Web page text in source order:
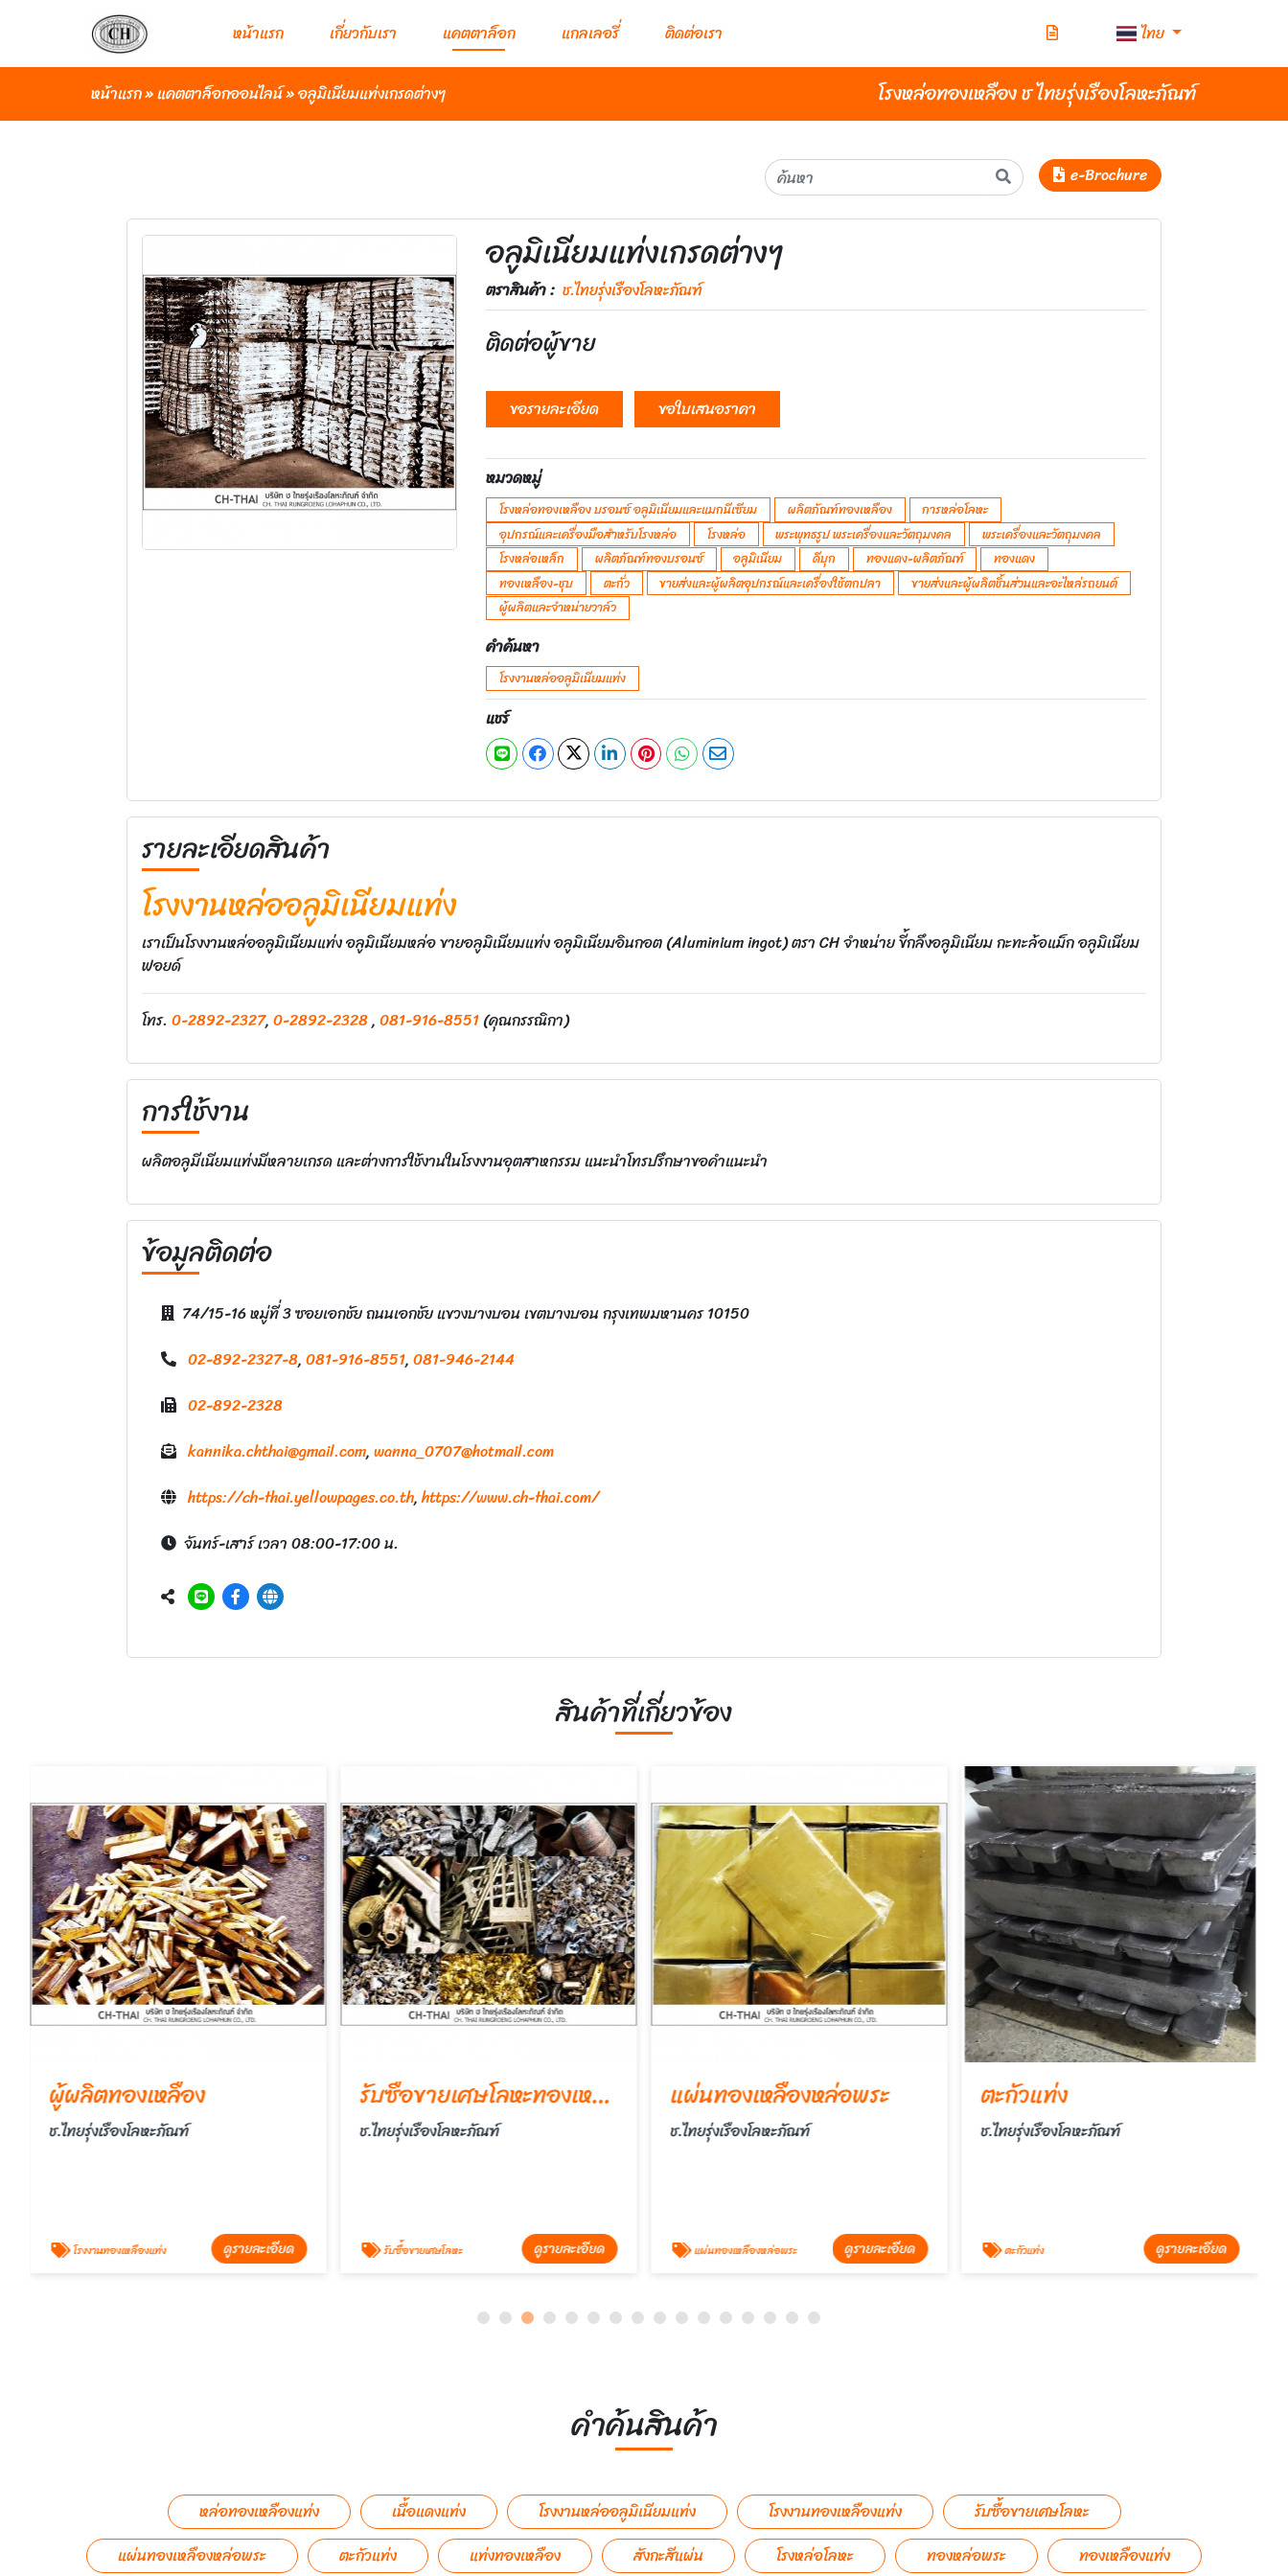
หน้าแรก เกี่ยวกับเรา แคตตาล็อก แกลเลอรี่ ติดต่อเรา ไทย
หน้าแรก»แคตตาล็อกออนไลน์»อลูมิเนียมแท่งเกรดต่างๆ โรงหล่อทองเหลือง ช ไทยรุ่งเรืองโลหะภัณฑ์
e-Brochure
อลูมิเนียมแท่งเกรดต่างๆ
ตราสินค้า : ช.ไทยรุ่งเรืองโลหะภัณฑ์
ติดต่อผู้ขาย
ขอรายละเอียด ขอใบเสนอราคา
หมวดหมู่
โรงหล่อทองเหลือง บรอนซ์ อลูมิเนียมและแมกนีเซียม ผลิตภัณฑ์ทองเหลือง
การหล่อโลหะ
อุปกรณ์และเครื่องมือสำหรับโรงหล่อ
โรงหล่อ พระพุทธรูป พระเครื่องและวัตถุมงคล
พระเครื่องและวัตถุมงคล
โรงหล่อเหล็ก
ผลิตภัณฑ์ทองบรอนซ์ อลูมิเนียม ดีบุก ทองแดง-ผลิตภัณฑ์
ทองแดง
ทองเหลือง-ชุบ
ตะกั่ว ขายส่งและผู้ผลิตอุปกรณ์และเครื่องใช้ตกปลา
ขายส่งและผู้ผลิตชิ้นส่วนและอะไหล่รถยนต์
ผู้ผลิตและจำหน่ายวาล์ว
คำค้นหา
โรงงานหล่ออลูมิเนียมแท่ง
แชร์
รายละเอียดสินค้า
โรงงานหล่ออลูมิเนียมแท่ง
เราเป็นโรงงานหล่ออลูมิเนียมแท่ง อลูมิเนียมหล่อ ขายอลูมิเนียมแท่ง อลูมิเนียมอินกอต (Aluminium ingot) ตรา CH จำหน่าย ขี้กลึงอลูมิเนียม กะทะล้อแม็ก อลูมิเนียม
ฟอยด์
โทร. 0-2892-2327,0-2892-2328,081-916-8551(คุณกรรณิกา)
การใช้งาน
ผลิตอลูมีเนียมแท่งมีหลายเกรด และต่างการใช้งานในโรงงานอุตสาหกรรม แนะนำโทรปรึกษาขอคำแนะนำ
ข้อมูลติดต่อ
74/15-16 หมู่ที่ 3 ซอยเอกชัย ถนนเอกชัย แขวงบางบอน เขตบางบอน กรุงเทพมหานคร 10150
02-892-2327-8,081-916-8551,081-946-2144
02-892-2328
kannika.chthai@gmail.com,wanna_0707@hotmail.com
https://ch-thai.yellowpages.co.th,https://www.ch-thai.com/
จันทร์-เสาร์ เวลา 08:00-17:00 น.
สินค้าที่เกี่ยวข้อง
ผู้ผลิตทองเหลือง
ช.ไทยรุ่งเรืองโลหะภัณฑ์
โรงงานทองเหลืองแท่ง ดูรายละเอียด
รับซื้อขายเศษโลหะทองเหลือง,ทองแดง,อลูมีเนียม,ตะกั่ว
ช.ไทยรุ่งเรืองโลหะภัณฑ์
รับซื้อขายเศษโลหะ ดูรายละเอียด
แผ่นทองเหลืองหล่อพระ
ช.ไทยรุ่งเรืองโลหะภัณฑ์
แผ่นทองเหลืองหล่อพระ ดูรายละเอียด
ตะกั่วแท่ง
ช.ไทยรุ่งเรืองโลหะภัณฑ์
ตะกัวแท่ง ดูรายละเอียด
คำค้นสินค้า
หล่อทองเหลืองแท่ง เนื้อแดงแท่ง โรงงานหล่ออลูมิเนียมแท่ง โรงงานทองเหลืองแท่ง
รับซื้อขายเศษโลหะ
แผ่นทองเหลืองหล่อพระ
ตะกัวแท่ง แท่งทองเหลือง สังกะสีแผ่น โรงหล่อโลหะ ทองหล่อพระ
ทองเหลืองแท่ง